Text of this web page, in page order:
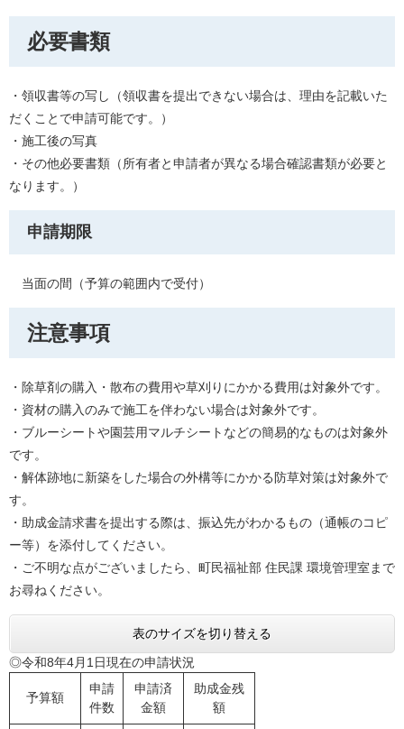
必要書類
・領収書等の写し（領収書を提出できない場合は、理由を記載いた
だくことで申請可能です。​
）
・施工後の写真
・その他必要書類（所有者と申請者が異なる場合確認書類が必要と
なります。）
申請期限
当面の間（予算の範囲内で受付）
注意事項
・除草剤の購入・散布の費用や草刈りにかかる費用は対象外です。
・資材の購入のみで施工を伴わない場合は対象外です。
・ブルーシートや園芸用マルチシートなどの簡易的なものは対象外
です。
・解体跡地に新築をした場合の外構等にかかる防草対策は対象外で
す。
​・助成金請求書を提出する際は、振込先がわかるもの（通帳のコピ
ー等）を添付してください。
・ご不明な点がございましたら、町民福祉部 住民課 環境管理室まで
お尋ねください。
表のサイズを切り替える
◎令和8年4月1日現在の申請状況
予算額
申請
件数
申請済
金額
助成金残
額